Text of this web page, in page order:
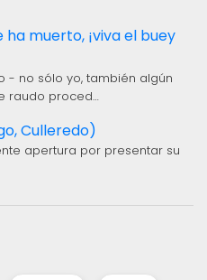
ha muerto, ¡viva el buey
- no sólo yo, también algún
raudo proced…
Culleredo)
apertura por presentar su